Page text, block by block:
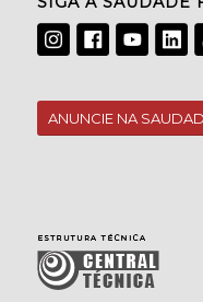
ANUNCIE NA